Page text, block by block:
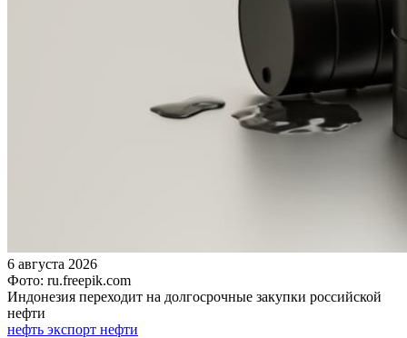
6 августа 2026
Фото: ru.freepik.com
Индонезия переходит на долгосрочные закупки российской
нефти
нефть экспорт нефти